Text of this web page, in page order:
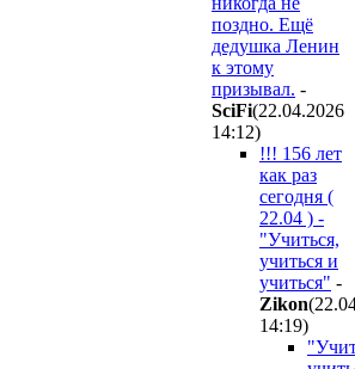
поздно. Ещё
дедушка Ленин
к этому
призывал. -
SciFi(22.04.2026
14:12)
!!! 156 лет
как раз
сегодня (
22.04 ) -
"Учиться,
учиться и
учиться" -
Zikon
14:19)